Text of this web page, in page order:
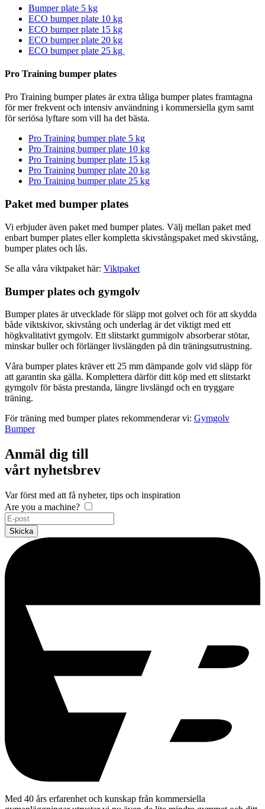
Bumper plate 5 kg
ECO bumper plate 10 kg
ECO bumper plate 15 kg
ECO bumper plate 20 kg
ECO bumper plate 25 kg
Pro Training bumper plates
Pro Training bumper plates är extra tåliga bumper plates framtagna
för mer frekvent och intensiv användning i kommersiella gym samt
för seriösa lyftare som vill ha det bästa.
Pro Training bumper plate 5 kg
Pro Training bumper plate 10 kg
Pro Training bumper plate 15 kg
Pro Training bumper plate 20 kg
Pro Training bumper plate 25 kg
Paket med bumper plates
Vi erbjuder även paket med bumper plates. Välj mellan paket med
enbart bumper plates eller kompletta skivstångspaket med skivstång,
bumper plates och lås.
Se alla våra viktpaket här: Viktpaket
Bumper plates och gymgolv
Bumper plates är utvecklade för släpp mot golvet och för att skydda
både viktskivor, skivstång och underlag är det viktigt med ett
högkvalitativt gymgolv. Ett slitstarkt gummigolv absorberar stötar,
minskar buller och förlänger livslängden på din träningsutrustning.
Våra bumper plates kräver ett 25 mm dämpande golv vid släpp för
att garantin ska gälla. Komplettera därför ditt köp med ett slitstarkt
gymgolv för bästa prestanda, längre livslängd och en tryggare
träning.
För träning med bumper plates rekommenderar vi: Gymgolv
Bumper
Anmäl dig till
vårt nyhetsbrev
Var först med att få nyheter, tips och inspiration
Are you a machine?
Skicka
Med 40 års erfarenhet och kunskap från kommersiella